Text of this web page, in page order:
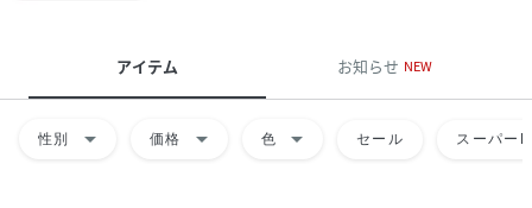
アイテム お知らせ NEW
性別 arrow_drop_down 価格 arrow_drop_down 色 arrow_drop_down セール スーパー